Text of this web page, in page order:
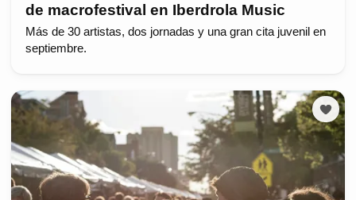
de macrofestival en Iberdrola Music
Más de 30 artistas, dos jornadas y una gran cita juvenil en
septiembre.